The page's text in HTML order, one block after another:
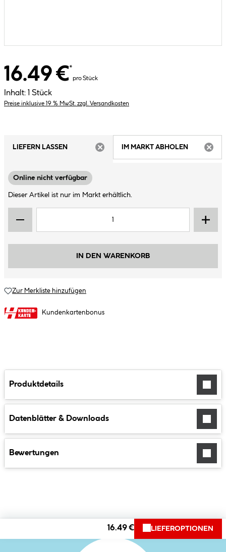
16.49 €*
pro Stück
Inhalt: 1 Stück
Preise inklusive 19 % MwSt. zzgl. Versandkosten
LIEFERN LASSEN
IM MARKT ABHOLEN
Online nicht verfügbar
Dieser Artikel ist nur im Markt erhältlich.
IN DEN WARENKORB
Zur Merkliste hinzufügen
Kundenkartenbonus
Produktdetails
Datenblätter & Downloads
Bewertungen
16.49 € LIEFEROPTIONEN